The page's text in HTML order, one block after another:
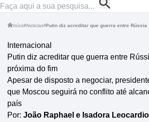
InícioNoticias
Internacional
Putin diz acreditar que guerra entre
próxima do fim
Apesar de disposto a negociar,
que Moscou seguirá no conflito até
país
Por: João Raphael e Isadora Leocardio